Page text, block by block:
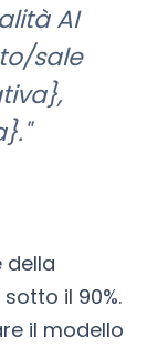
AI
sale
della
il 90%.
il modello